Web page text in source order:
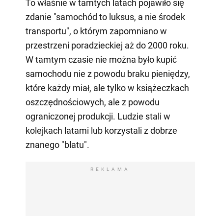
To właśnie w tamtych latach pojawiło się
zdanie "samochód to luksus, a nie środek
transportu", o którym zapomniano w
przestrzeni poradzieckiej aż do 2000 roku.
W tamtym czasie nie można było kupić
samochodu nie z powodu braku pieniędzy,
które każdy miał, ale tylko w książeczkach
oszczędnościowych, ale z powodu
ograniczonej produkcji. Ludzie stali w
kolejkach latami lub korzystali z dobrze
znanego "blatu".
REKLAMA